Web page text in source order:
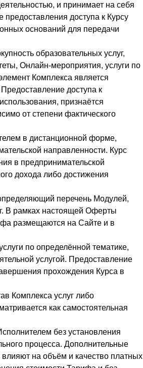
и принимает на себя
доступа к Курсу
оснований для передачи
образовательных услуг,
Онлайн-мероприятия, услуги по
Комплекса является
доступа к
признаётся
от степени фактического
в дистанционной форме,
направленности. Курс
в предпринимательской
дохода либо достижения
перечень Модулей,
В рамках настоящей Оферты
размещаются на Сайте и в
по определённой тематике,
услугой. Предоставление
прохождения Курса в
Комплекса услуг либо
как самостоятельная
без установления
процесса. Дополнительные
на объём и качество платных